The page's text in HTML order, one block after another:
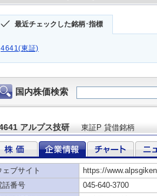
最近チェックした銘柄･指標
4641(東証)